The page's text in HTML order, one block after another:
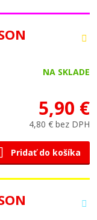
NA SKLADE
5,90 €
4,80 € bez DPH
Pridať do košíka